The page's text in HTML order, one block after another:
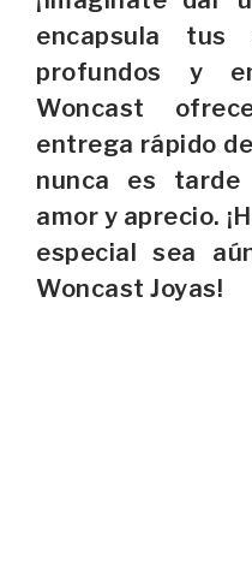
encapsula tus
profundos y
Woncast
entrega rápido
nunca es
amor y aprecio.
especial sea
Woncast Joyas!